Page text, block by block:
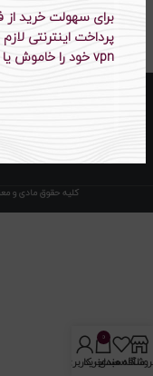
برای سهولت خرید از
پرداخت اینترنتی
vpn خود را خاموش یا غیرفعال کنید.
۵۴۸،۰۰۰ تومان ۳۹۵،۵۰۰
کلیه حقوق مادی و
علاقه مندی
0
سبد خرید
حساب کاربری من